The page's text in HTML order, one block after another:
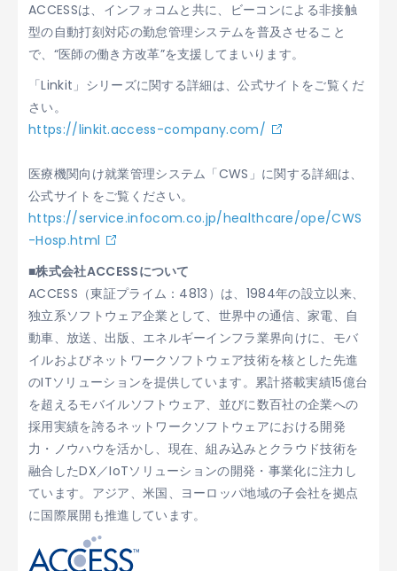
ACCESSは、インフォコムと共に、ビーコンによる非接触
型の自動打刻対応の勤怠管理システムを普及させること
で、“医師の働き方改革”を支援してまいります。
「Linkit」シリーズに関する詳細は、公式サイトをご覧くだ
さい。
https://linkit.access-company.com/
医療機関向け就業管理システム「CWS」に関する詳細は、
公式サイトをご覧ください。
https://service.infocom.co.jp/healthcare/ope/CWS
-Hosp.html
■株式会社ACCESSについて
ACCESS（東証プライム：4813）は、1984年の設立以来、
独立系ソフトウェア企業として、世界中の通信、家電、自
動車、放送、出版、エネルギーインフラ業界向けに、モバ
イルおよびネットワークソフトウェア技術を核とした先進
のITソリューションを提供しています。累計搭載実績15億台
を超えるモバイルソフトウェア、並びに数百社の企業への
採用実績を誇るネットワークソフトウェアにおける開発
力・ノウハウを活かし、現在、組み込みとクラウド技術を
融合したDX／IoTソリューションの開発・事業化に注力し
ています。アジア、米国、ヨーロッパ地域の子会社を拠点
に国際展開も推進しています。